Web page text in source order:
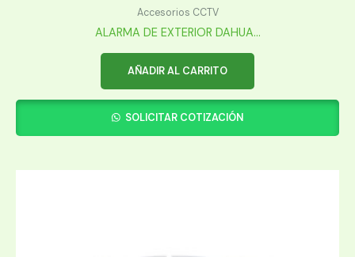
Accesorios CCTV
ALARMA DE EXTERIOR DAHUA...
AÑADIR AL CARRITO
SOLICITAR COTIZACIÓN